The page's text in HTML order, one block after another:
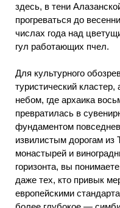
здесь, в тени
прогреваться до
числах года над
гул работающих пчел.
Для культурного
туристический
небом, где архаика
превратилась в
фундаментом
извилистым дорогам
монастырей и
горизонта, вы
даже тех, кто привык
европейскими